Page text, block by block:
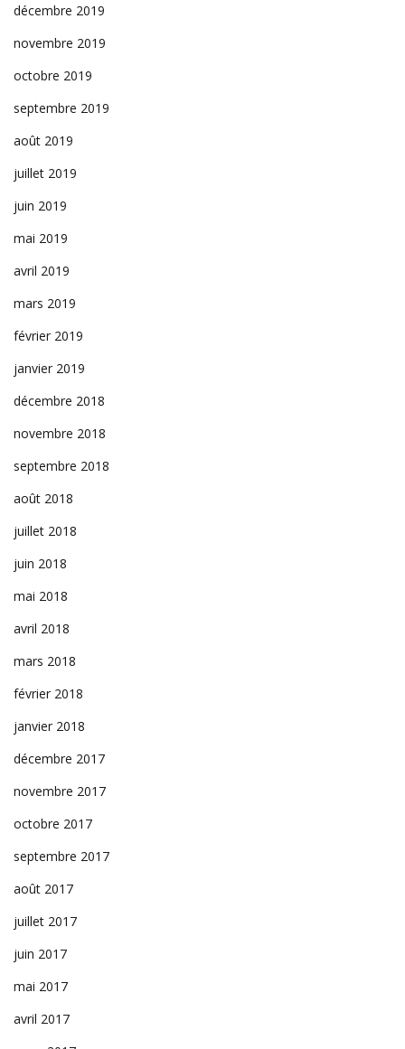
décembre 2019
novembre 2019
octobre 2019
septembre 2019
août 2019
juillet 2019
juin 2019
mai 2019
avril 2019
mars 2019
février 2019
janvier 2019
décembre 2018
novembre 2018
septembre 2018
août 2018
juillet 2018
juin 2018
mai 2018
avril 2018
mars 2018
février 2018
janvier 2018
décembre 2017
novembre 2017
octobre 2017
septembre 2017
août 2017
juillet 2017
juin 2017
mai 2017
avril 2017